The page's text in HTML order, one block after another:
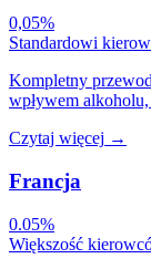
0,05%
Standardowi
Kompletny
wpływem
Czytaj więcej →
Francja
0.05%
Większość